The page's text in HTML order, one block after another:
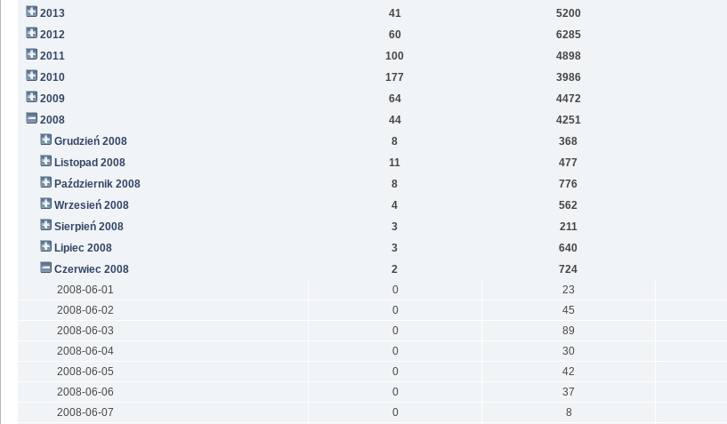
2013
41 5200
2012
60 6285
2011
100 4898
2010
177 3986
2009
64 4472
2008
44 4251
Grudzień 2008
8 368
Listopad 2008
11 477
Październik 2008
8 776
Wrzesień 2008
4 562
Sierpień 2008
3 211
Lipiec 2008
3 640
Czerwiec 2008
2 724
2008-06-01
0 23
2008-06-02
0 45
2008-06-03
0 89
2008-06-04
0 30
2008-06-05
0 42
2008-06-06
0 37
2008-06-07
0 8